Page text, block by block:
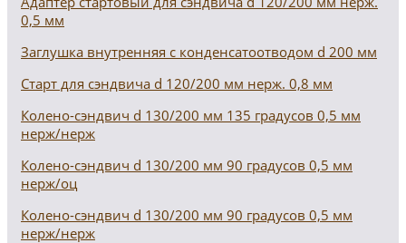
0,5 мм
Заглушка внутренняя с конденсатоотводом d 200 мм
Старт для сэндвича d 120/200 мм нерж. 0,8 мм
Колено-сэндвич d 130/200 мм 135 градусов 0,5 мм
нерж/нерж
Колено-сэндвич d 130/200 мм 90 градусов 0,5 мм
нерж/оц
Колено-сэндвич d 130/200 мм 90 градусов 0,5 мм
нерж/нерж